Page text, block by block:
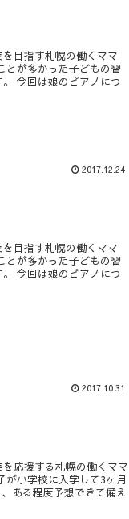
目指す札幌の働くママ
とが多かった子どもの習
今回は娘のピアノにつ
2017.12.24
目指す札幌の働くママ
とが多かった子どもの習
今回は娘のピアノにつ
2017.10.31
応援する札幌の働くママ
が小学校に入学して3ヶ月
ある程度予想できて備え